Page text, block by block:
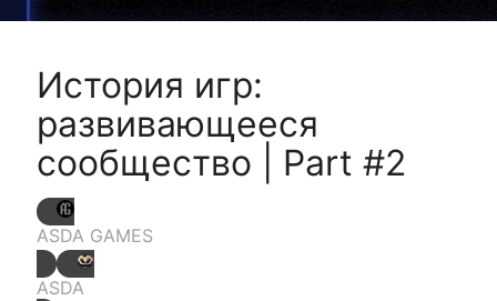
История игр:
развивающееся
сообщество | Part #2
ASDA GAMES
ASDA